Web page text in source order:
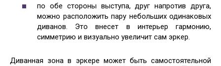
по обе стороны выступа, друг напротив друга,
можно расположить пару небольших одинаковых
диванов. Это внесет в интерьер гармонию,
симметрию и визуально увеличит сам эркер.
Диванная зона в эркере может быть самостоятельной